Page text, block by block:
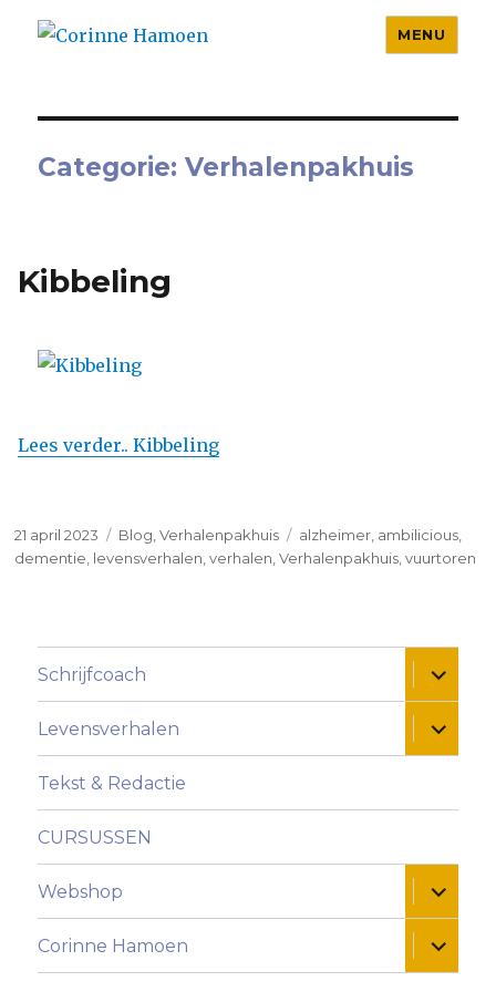
MENU
Categorie:Verhalenpakhuis
Kibbeling
Lees verder.. Kibbeling
Geplaatst
op
21 april 2023 Categorieën
Blog Verhalenpakhuis Tags
alzheimer ambilicious
dementie levensverhalen verhalen Verhalenpakhuis vuurtoren
Schrijfcoach Alles
Levensverhalen Alles
Tekst & Redactie
CURSUSSEN
Webshop Alles
Corinne Hamoen Alles